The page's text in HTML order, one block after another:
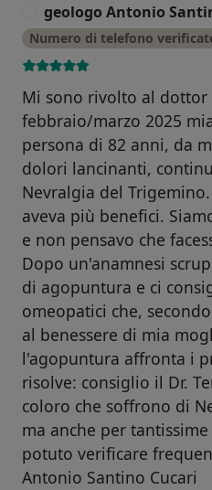
geologo Antonio
Numero di telefono
Mi sono rivolto al dottor
febbraio/marzo 2025
persona di 82 anni, da
dolori lancinanti,
Nevralgia del
aveva più benefici.
e non pensavo che
Dopo un'anamnesi
di agopuntura e ci
omeopatici che,
al benessere di mia
l'agopuntura affronta i
risolve: consiglio il Dr.
coloro che soffrono di
ma anche per
potuto verificare
Antonio Santino Cucari